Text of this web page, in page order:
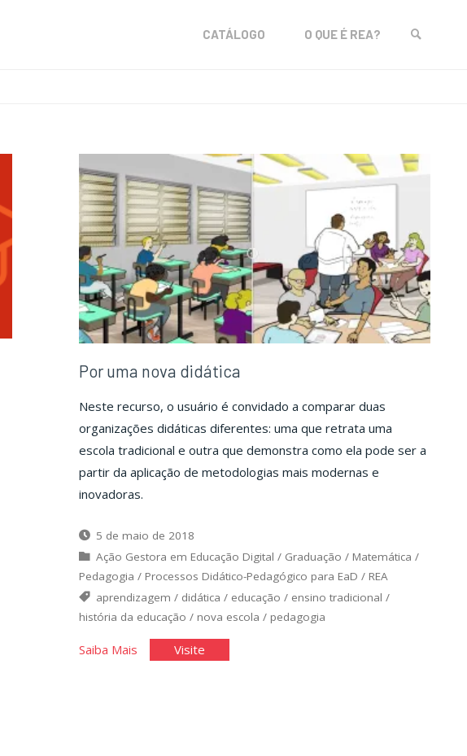
CATÁLOGO O QUE É REA?
Por uma nova didática
Neste recurso, o usuário é convidado a comparar duas
organizações didáticas diferentes: uma que retrata uma
escola tradicional e outra que demonstra como ela pode ser a
partir da aplicação de metodologias mais modernas e
inovadoras.
5 de maio de 2018
Ação Gestora em Educação Digital / Graduação / Matemática /
Pedagogia / Processos Didático-Pedagógico para EaD / REA
aprendizagem / didática / educação / ensino tradicional /
história da educação / nova escola / pedagogia
Saiba Mais"Por
Visite"Por